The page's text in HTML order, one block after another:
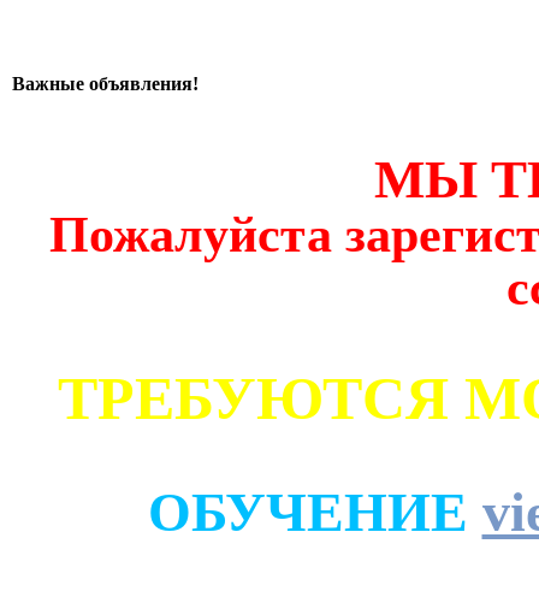
Важные объявления!
МЫ
Пожалуйста
ТРЕБУЮТСЯ
ОБУЧЕНИЕ